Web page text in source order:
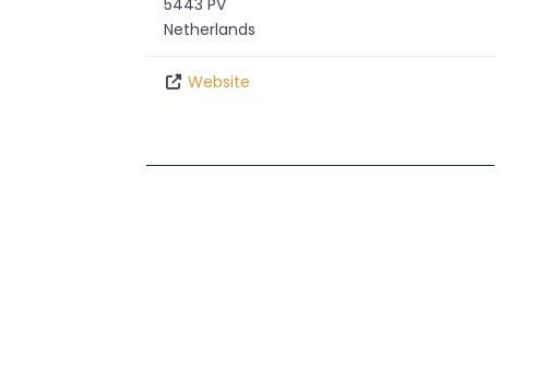
Netherlands
Website